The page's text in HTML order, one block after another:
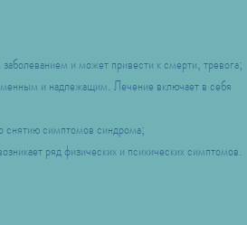
и может привести к смерти, тревога;
и надлежащим. Лечение включает в себя
симптомов синдрома;
ряд физических и психических симптомов.